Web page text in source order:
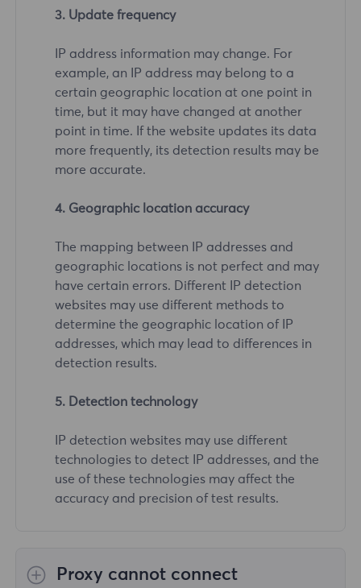
3. Update frequency
IP address information may change. For
example, an IP address may belong to a
certain geographic location at one point in
time, but it may have changed at another
point in time. If the website updates its data
more frequently, its detection results may be
more accurate.
4. Geographic location accuracy
The mapping between IP addresses and
geographic locations is not perfect and may
have certain errors. Different IP detection
websites may use different methods to
determine the geographic location of IP
addresses, which may lead to differences in
detection results.
5. Detection technology
IP detection websites may use different
technologies to detect IP addresses, and the
use of these technologies may affect the
accuracy and precision of test results.
Proxy cannot connect